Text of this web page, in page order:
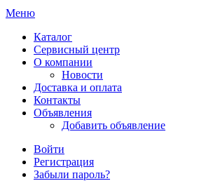
Меню
Каталог
Сервисный центр
О компании
Новости
Доставка и оплата
Контакты
Объявления
Добавить объявление
Войти
Регистрация
Забыли пароль?